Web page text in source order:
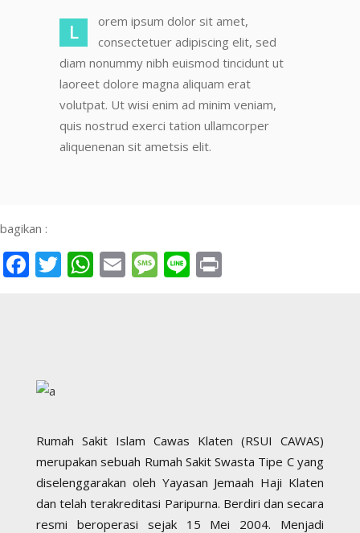
L
orem ipsum dolor sit amet,
consectetuer adipiscing elit, sed
diam nonummy nibh euismod tincidunt ut
laoreet dolore magna aliquam erat
volutpat. Ut wisi enim ad minim veniam,
quis nostrud exerci tation ullamcorper
aliquenenan sit ametsis elit.
bagikan :
Facebook
Twitter
WhatsApp
EmailMessage
Line
Rumah Sakit Islam Cawas Klaten (RSUI CAWAS)
merupakan sebuah Rumah Sakit Swasta Tipe C yang
diselenggarakan oleh Yayasan Jemaah Haji Klaten
dan telah terakreditasi Paripurna. Berdiri dan secara
resmi beroperasi sejak 15 Mei 2004. Menjadi